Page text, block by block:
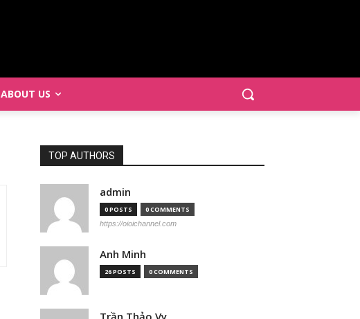
ABOUT US
TOP AUTHORS
admin
0 POSTS 0 COMMENTS
https://oioichannel.com
Anh Minh
26 POSTS 0 COMMENTS